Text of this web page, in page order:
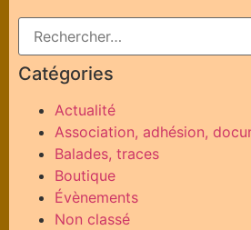
Catégories
Actualité
Association, adhésion,
Balades, traces
Boutique
Évènements
Non classé